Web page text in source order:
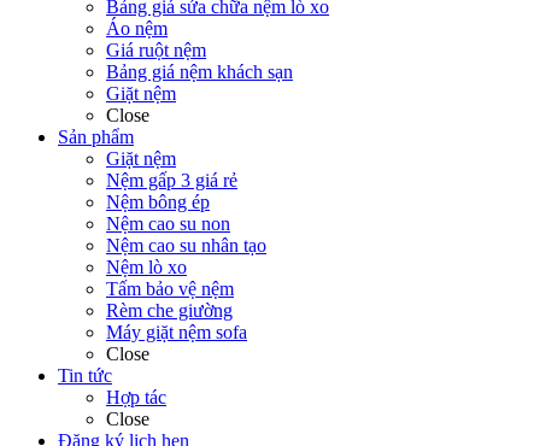
Bảng giá sửa chữa nệm lò xo
Áo nệm
Giá ruột nệm
Bảng giá nệm khách sạn
Giặt nệm
Close
Sản phẩm
Giặt nệm
Nệm gấp 3 giá rẻ
Nệm bông ép
Nệm cao su non
Nệm cao su nhân tạo
Nệm lò xo
Tấm bảo vệ nệm
Rèm che giường
Máy giặt nệm sofa
Close
Tin tức
Hợp tác
Close
Đăng ký lịch hẹn